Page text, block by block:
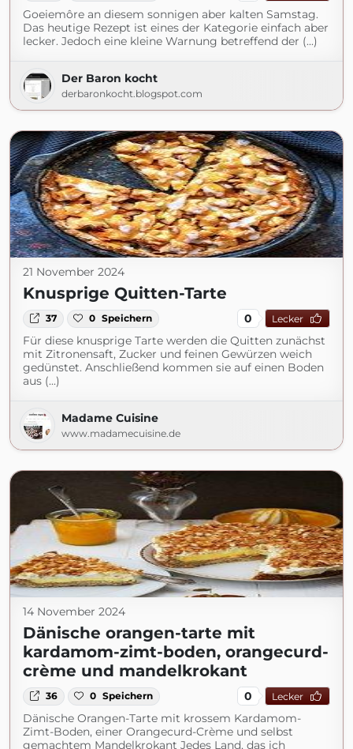
Goeiemôre an diesem sonnigen aber kalten Samstag.
Das heutige Rezept ist eines der Kategorie einfach aber
lecker. Jedoch eine kleine Warnung betreffend der (...)
Der Baron kocht
derbaronkocht.blogspot.com
21 November 2024
Knusprige Quitten-Tarte
37 0 Speichern 0 Lecker
Für diese knusprige Tarte werden die Quitten zunächst
mit Zitronensaft, Zucker und feinen Gewürzen weich
gedünstet. Anschließend kommen sie auf einen Boden
aus (...)
Madame Cuisine
www.madamecuisine.de
14 November 2024
Dänische orangen-tarte mit
kardamom-zimt-boden, orangecurd-
crème und mandelkrokant
36 0 Speichern 0 Lecker
Dänische Orangen-Tarte mit krossem Kardamom-
Zimt-Boden, einer Orangecurd-Crème und selbst
gemachtem Mandelkrokant Jedes Land, das ich